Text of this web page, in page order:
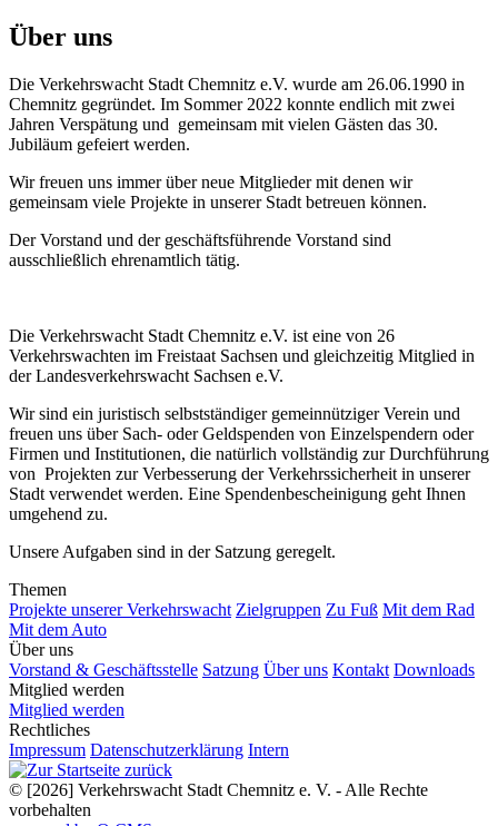
Über uns
Die Verkehrswacht Stadt Chemnitz e.V. wurde am 26.06.1990 in
Chemnitz gegründet. Im Sommer 2022 konnte endlich mit zwei
Jahren Verspätung und gemeinsam mit vielen Gästen das 30.
Jubiläum gefeiert werden.
Wir freuen uns immer über neue Mitglieder mit denen wir
gemeinsam viele Projekte in unserer Stadt betreuen können.
Der Vorstand und der geschäftsführende Vorstand sind
ausschließlich ehrenamtlich tätig.
Die Verkehrswacht Stadt Chemnitz e.V. ist eine von 26
Verkehrswachten im Freistaat Sachsen und gleichzeitig Mitglied in
der Landesverkehrswacht Sachsen e.V.
Wir sind ein juristisch selbstständiger gemeinnütziger Verein und
freuen uns über Sach- oder Geldspenden von Einzelspendern oder
Firmen und Institutionen, die natürlich vollständig zur Durchführung
von Projekten zur Verbesserung der Verkehrssicherheit in unserer
Stadt verwendet werden. Eine Spendenbescheinigung geht Ihnen
umgehend zu.
Unsere Aufgaben sind in der Satzung geregelt.
Themen
Projekte unserer Verkehrswacht Zielgruppen Zu Fuß Mit dem Rad
Mit dem Auto
Über uns
Vorstand & Geschäftsstelle Satzung Über uns Kontakt Downloads
Mitglied werden
Mitglied werden
Rechtliches
Impressum Datenschutzerklärung Intern
© [2026] Verkehrswacht Stadt Chemnitz e. V. - Alle Rechte
vorbehalten